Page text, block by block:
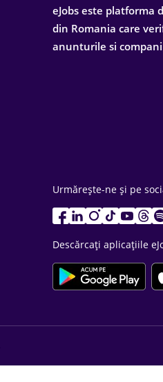
eJobs este platforma
din Romania care
anunturile si
Urmărește-ne și pe
Descărcați aplicațiile